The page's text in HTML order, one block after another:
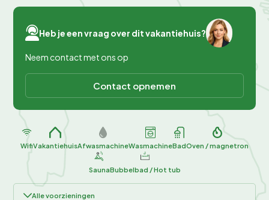
Heb je een vraag over dit vakantiehuis?
Neem contact met ons op
Contact opnemen
WifiVakantiehuisAfwasmachineWasmachineBadOven / magnetron
SaunaBubbelbad / Hot tub
Alle voorzieningen